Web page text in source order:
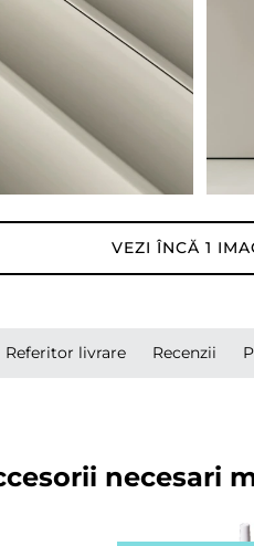
VEZI ÎNCĂ 1
Referitor livrare Recenzii
necesari